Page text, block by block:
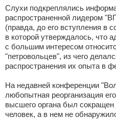
Слухи подкреплялись
распространенной лидером
(правда, до его вступления в
в которой утверждалось, что
с большим интересом
"петровольцев", из чего
распространения их опыта в
На недавней конференции
любопытная реорганизация
высшего органа был сокращен
человек, а в нем не